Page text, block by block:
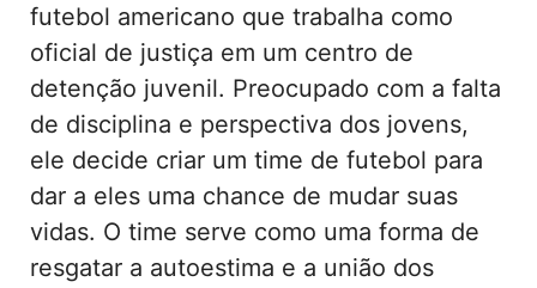
futebol americano que trabalha como
oficial de justiça em um centro de
detenção juvenil. Preocupado com a falta
de disciplina e perspectiva dos jovens,
ele decide criar um time de futebol para
dar a eles uma chance de mudar suas
vidas. O time serve como uma forma de
resgatar a autoestima e a união dos